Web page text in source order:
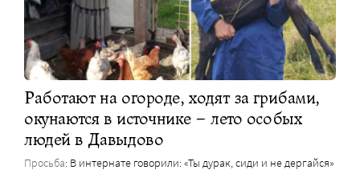
Работают на огороде, ходят за грибами,
окунаются в источнике – лето особых
людей в Давыдово
Просьба: В интернате говорили: «Ты дурак, сиди и не дергайся»